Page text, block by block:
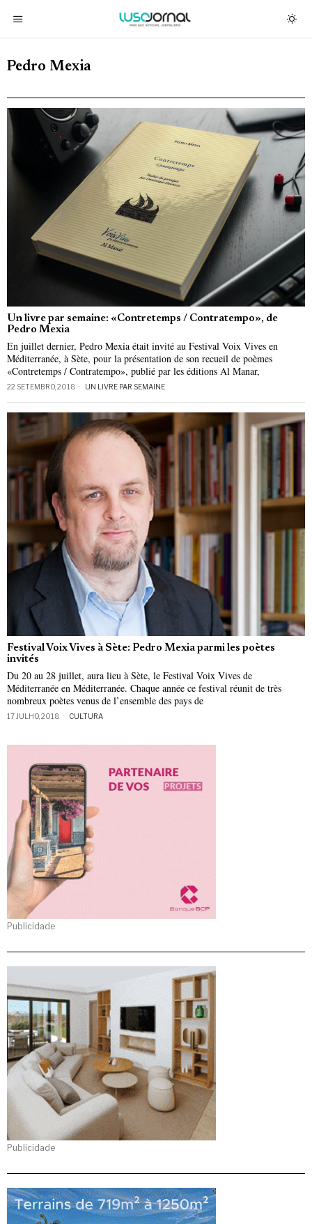
Pedro Mexia
Un livre par semaine: «Contretemps / Contratempo», de
Pedro Mexia
En juillet dernier, Pedro Mexia était invité au Festival Voix Vives en
Méditerranée, à Sète, pour la présentation de son recueil de poèmes
«Contretemps / Contratempo», publié par les éditions Al Manar,
22 SETEMBRO, 2018 UN LIVRE PAR SEMAINE
Festival Voix Vives à Sète: Pedro Mexia parmi les poètes
invités
Du 20 au 28 juillet, aura lieu à Sète, le Festival Voix Vives de
Méditerranée en Méditerranée. Chaque année ce festival réunit de très
nombreux poètes venus de l’ensemble des pays de
17 JULHO, 2018 CULTURA
Publicidade
Publicidade